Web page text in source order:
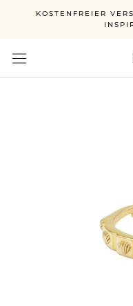
KOSTENFREIER